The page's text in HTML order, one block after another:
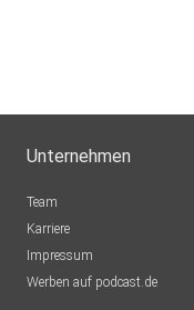
Danke fürs Zuhören!
Unternehmen
Team
Karriere
Impressum
Werben auf podcast.de